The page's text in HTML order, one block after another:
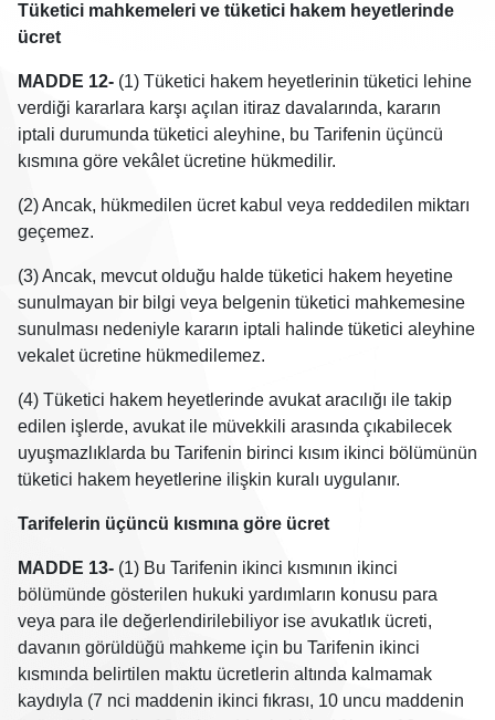
Tüketici mahkemeleri ve tüketici hakem heyetlerinde
ücret
MADDE 12-(1) Tüketici hakem heyetlerinin tüketici lehine
verdiği kararlara karşı açılan itiraz davalarında, kararın
iptali durumunda tüketici aleyhine, bu Tarifenin üçüncü
kısmına göre vekâlet ücretine hükmedilir.
(2) Ancak, hükmedilen ücret kabul veya reddedilen miktarı
geçemez.
(3) Ancak, mevcut olduğu halde tüketici hakem heyetine
sunulmayan bir bilgi veya belgenin tüketici mahkemesine
sunulması nedeniyle kararın iptali halinde tüketici aleyhine
vekalet ücretine hükmedilemez.
(4) Tüketici hakem heyetlerinde avukat aracılığı ile takip
edilen işlerde, avukat ile müvekkili arasında çıkabilecek
uyuşmazlıklarda bu Tarifenin birinci kısım ikinci bölümünün
tüketici hakem heyetlerine ilişkin kuralı uygulanır.
Tarifelerin üçüncü kısmına göre ücret
MADDE 13-(1) Bu Tarifenin ikinci kısmının ikinci
bölümünde gösterilen hukuki yardımların konusu para
veya para ile değerlendirilebiliyor ise avukatlık ücreti,
davanın görüldüğü mahkeme için bu Tarifenin ikinci
kısmında belirtilen maktu ücretlerin altında kalmamak
kaydıyla (7 nci maddenin ikinci fıkrası, 10 uncu maddenin